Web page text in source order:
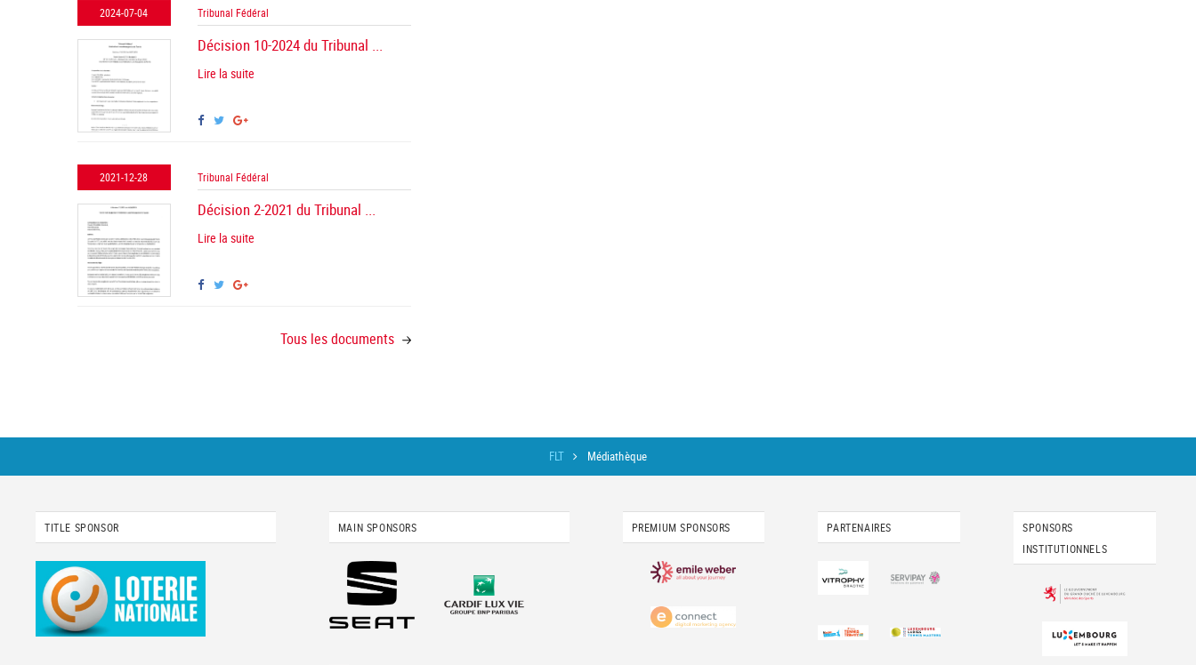
2024-07-04 Tribunal Fédéral
Décision 10-2024 du Tribunal ...
Lire la suite
2021-12-28 Tribunal Fédéral
Décision 2-2021 du Tribunal ...
Lire la suite
Tous les documents
FLT Médiathèque
TITLE SPONSOR MAIN SPONSORS PREMIUM SPONSORS PARTENAIRES
SPONSORS
INSTITUTIONNELS